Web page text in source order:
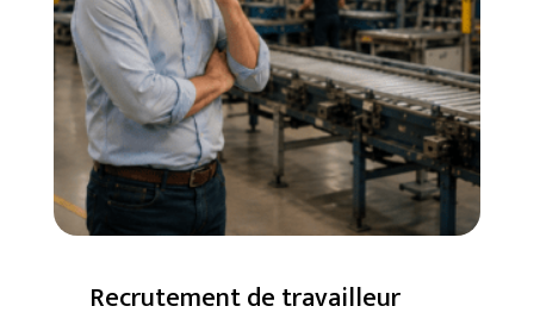
Recrutement de travailleur